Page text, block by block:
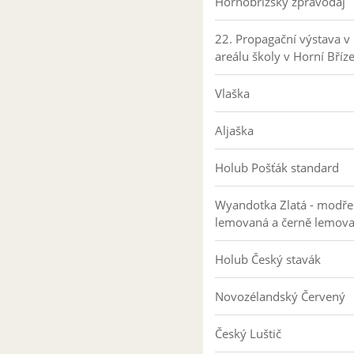
22. Propagační výstava v
areálu školy v Horní Bříze
Vlaška
Aljaška
Holub Pošťák standard
Wyandotka Zlatá - modře
lemovaná a černě
Holub Český stavák
Novozélandský Červený
Český Luštič